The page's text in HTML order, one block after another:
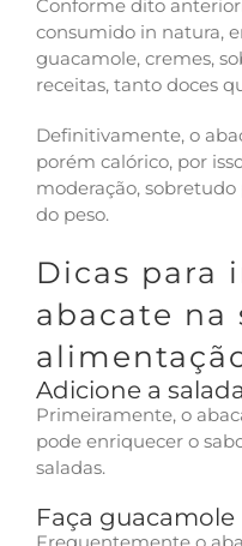
Conforme dito
consumido in natura,
guacamole, cremes,
receitas, tanto doces
Definitivamente, o
porém calórico, por
moderação,
do peso.
Dicas para
abacate na
Adicione a
Primeiramente, o
pode enriquecer o
saladas.
Faça guacamole
Frequentemente o